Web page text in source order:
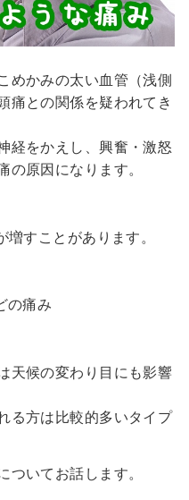
めかみの太い血管（浅側
痛との関係を疑われてき
経をかえし、興奮・激怒
の原因になります。
すことがあります。
の痛み
天候の変わり目にも影響
る方は比較的多いタイプ
いてお話します。